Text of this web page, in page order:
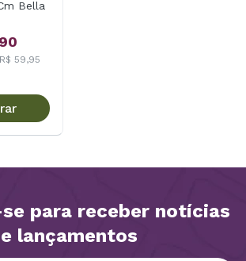
Bella
59,95
para receber notícias
e lançamentos